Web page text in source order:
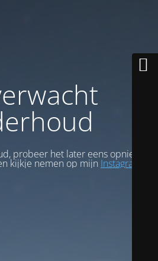
probeer het later eens opnieuw.
kijkje nemen op mijn Instagram